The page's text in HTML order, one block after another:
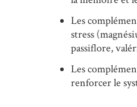
Les
stress
passiflore,
Les
renforcer le